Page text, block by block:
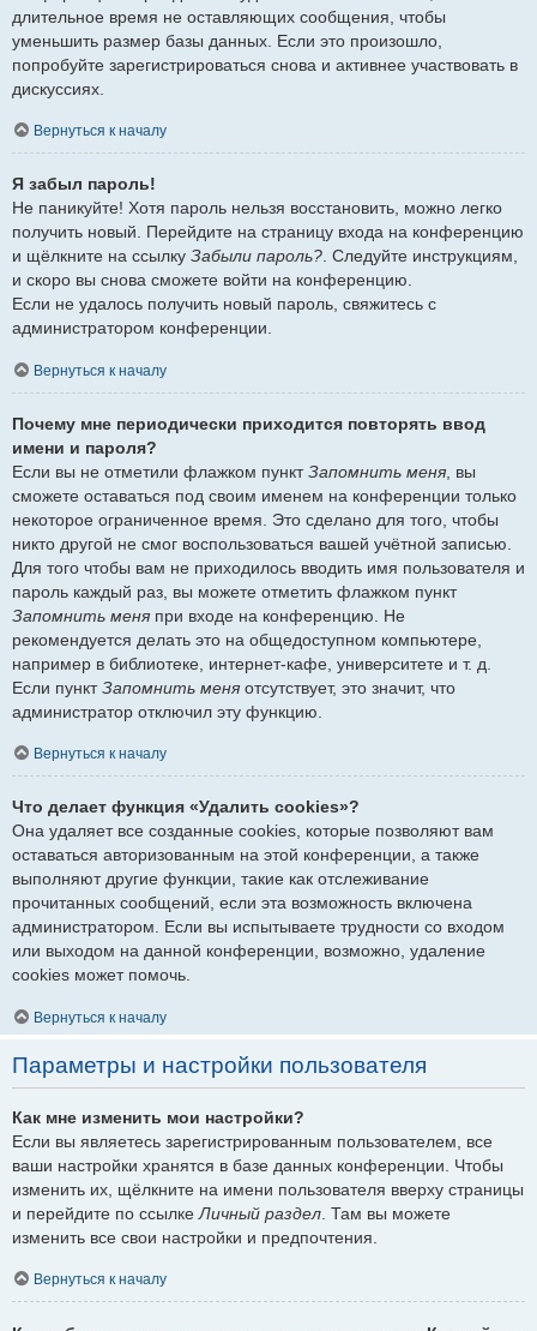
длительное время не оставляющих сообщения, чтобы
уменьшить размер базы данных. Если это произошло,
попробуйте зарегистрироваться снова и активнее участвовать в
дискуссиях.
Вернуться к началу
Я забыл пароль!
Не паникуйте! Хотя пароль нельзя восстановить, можно легко
получить новый. Перейдите на страницу входа на конференцию
и щёлкните на ссылку Забыли пароль?. Следуйте инструкциям,
и скоро вы снова сможете войти на конференцию.
Если не удалось получить новый пароль, свяжитесь с
администратором конференции.
Вернуться к началу
Почему мне периодически приходится повторять ввод
имени и пароля?
Если вы не отметили флажком пунктЗапомнить меня , вы
сможете оставаться под своим именем на конференции только
некоторое ограниченное время. Это сделано для того, чтобы
никто другой не смог воспользоваться вашей учётной записью.
Для того чтобы вам не приходилось вводить имя пользователя и
пароль каждый раз, вы можете отметить флажком пункт
Запомнить меня при входе на конференцию. Не
рекомендуется делать это на общедоступном компьютере,
например в библиотеке, интернет-кафе, университете и т. д.
Если пунктЗапомнить меня отсутствует, это значит, что
администратор отключил эту функцию.
Вернуться к началу
Что делает функция «Удалить cookies»?
Она удаляет все созданные cookies, которые позволяют вам
оставаться авторизованным на этой конференции, а также
выполняют другие функции, такие как отслеживание
прочитанных сообщений, если эта возможность включена
администратором. Если вы испытываете трудности со входом
или выходом на данной конференции, возможно, удаление
cookies может помочь.
Вернуться к началу
Параметры и настройки пользователя
Как мне изменить мои настройки?
Если вы являетесь зарегистрированным пользователем, все
ваши настройки хранятся в базе данных конференции. Чтобы
изменить их, щёлкните на имени пользователя вверху страницы
и перейдите по ссылкеЛичный раздел. Там вы можете
изменить все свои настройки и предпочтения.
Вернуться к началу